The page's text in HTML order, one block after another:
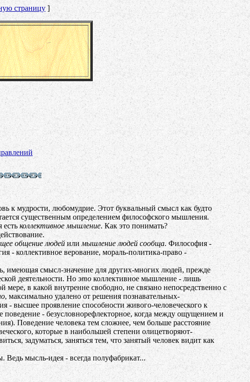
страницу]
к мудрости, любомудрие. Этот буквальный смысл как будто
существенным определением философского мышления.
коллективное мышление. Как это понимать?
общение людей или мышление людей сообща. Философия -
- коллективное верование, мораль-политика-право -
имеющая смысл-значение для других-многих людей, прежде
деятельности. Но это коллективное мышление - лишь
в какой внутренне свободно, не связано непосредственно с
, максимально удалено от решения познавательных-
- высшее проявление способности живого-человеческого к
поведение - безусловнорефлекторное, когда между ощущением и
Поведение человека тем сложнее, чем больше расстояние
которые в наибольшей степени олицетворяют-
задуматься, заняться тем, что занятый человек видит как
мысль-идея - всегда полуфабрикат...